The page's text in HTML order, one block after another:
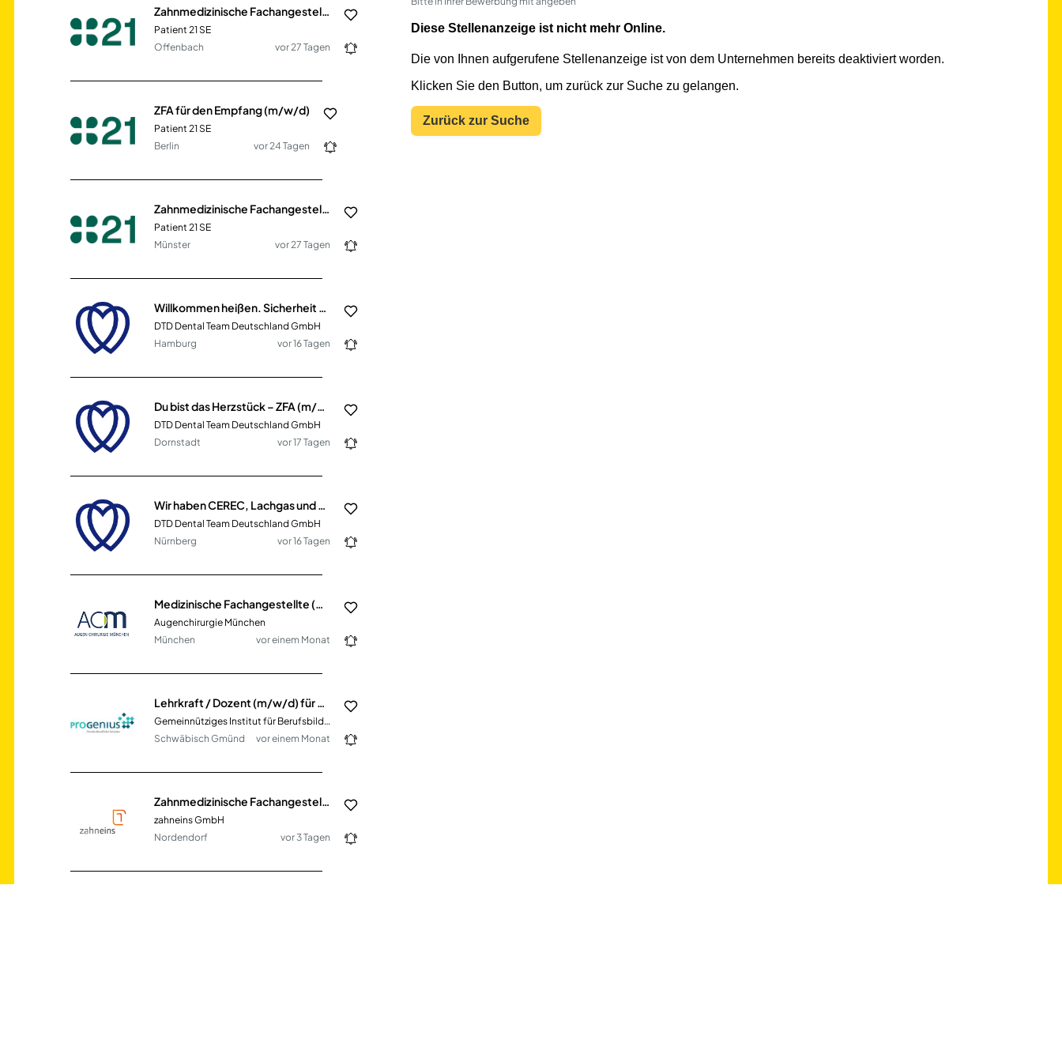
Zahnmedizinische Fachangestellte (ZFA) für den Empfang (m/w/d)
Patient 21 SE
Offenbach
vor 27 Tagen
ZFA für den Empfang (m/w/d)
Patient 21 SE
Berlin
vor 24 Tagen
Zahnmedizinische Fachangestellte (ZFA) für den Empfang (m/w/d) in Vollzeit
Patient 21 SE
Münster
vor 27 Tagen
DTD Dental Team Deutschland GmbH
Hamburg
vor 16 Tagen
Du bist das Herzstück – ZFA (m/w/d) gesucht | Dornstadt
DTD Dental Team Deutschland GmbH
Dornstadt
vor 17 Tagen
DTD Dental Team Deutschland GmbH
Nürnberg
vor 16 Tagen
Medizinische Fachangestellte (m/w/d) Augenoptiker (m/w/d) PTA (m/w/d) Vollzeit / Teilzeit
Augenchirurgie München
München
vor einem Monat
Gemeinnütziges Institut für Berufsbildung Dr. Engel GmbH
Schwäbisch Gmünd
vor einem Monat
Zahnmedizinische Fachangestellte (m/w/d)
zahneins GmbH
Nordendorf
vor 3 Tagen